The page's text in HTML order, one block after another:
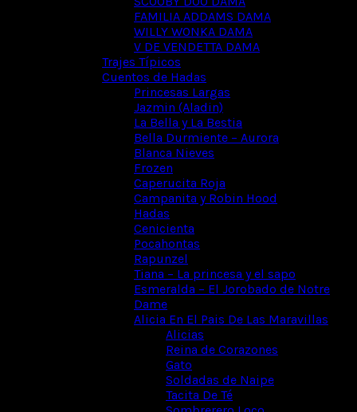
FAMILIA ADDAMS DAMA
WILLY WONKA DAMA
V DE VENDETTA DAMA
Trajes Típicos
Cuentos de Hadas
Princesas Largas
Jazmin (Aladin)
La Bella y La Bestia
Bella Durmiente – Aurora
Blanca Nieves
Frozen
Caperucita Roja
Campanita y Robin Hood
Hadas
Cenicienta
Pocahontas
Rapunzel
Tiana – La princesa y el sapo
Esmeralda – El Jorobado de Notre
Dame
Alicia En El Pais De Las Maravillas
Alicias
Reina de Corazones
Gato
Soldadas de Naipe
Tacita De Té